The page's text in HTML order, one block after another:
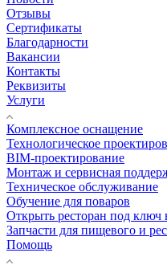
Отзывы
Сертификаты
Благодарности
Вакансии
Контакты
Реквизиты
Услуги
Комплексное оснащение
Технологическое
BIM-проектирование
Монтаж и сервисная
Техническое обслуживание
Обучение для поваров
Открыть ресторан под ключ
Запчасти для пищевого и
Помощь